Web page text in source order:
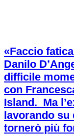
«Faccio
Danilo
difficile
con
Island. Ma
lavorando su
tornerò più